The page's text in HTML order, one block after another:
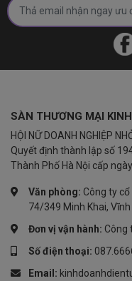
SÀN THƯƠNG MẠI
HỘI NỮ DOANH NGHIỆP
Quyết định thành lập số
Thành Phố Hà Nội cấp
Văn phòng: Công ty
74/349 Minh Khai, Vĩnh
Đơn vị vận hành: Công
Số điện thoại:
Email: